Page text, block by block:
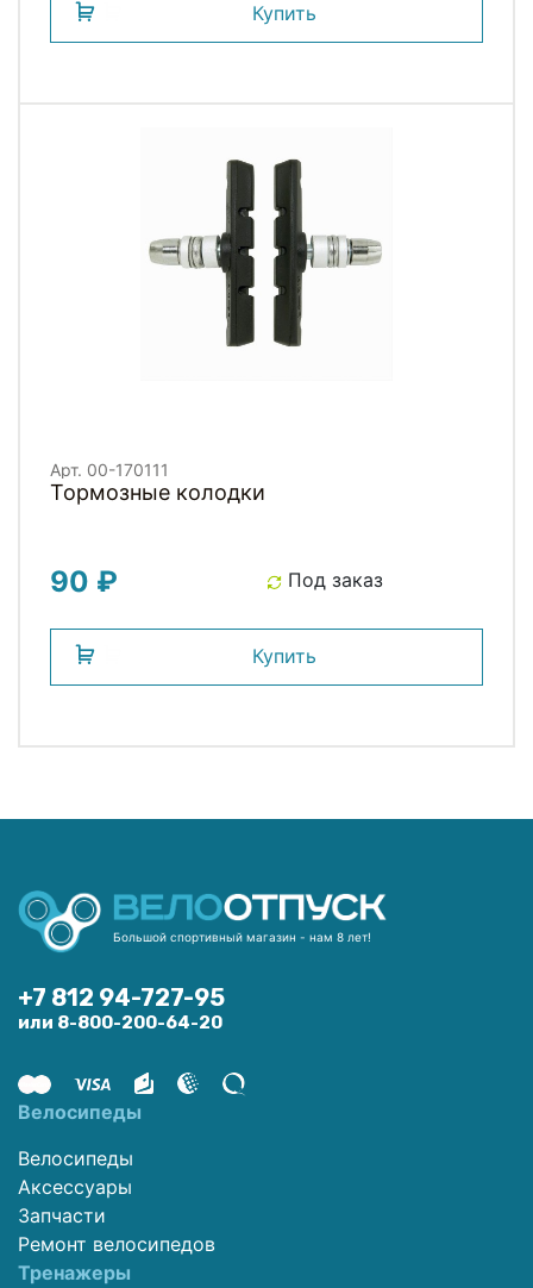
Купить
Арт. 00-170111
Тормозные колодки
90 ₽ Под заказ
Купить
Большой спортивный магазин - нам 8 лет!
+7 812 94-727-95
или 8-800-200-64-20
Велосипеды
Велосипеды
Аксессуары
Запчасти
Ремонт велосипедов
Тренажеры